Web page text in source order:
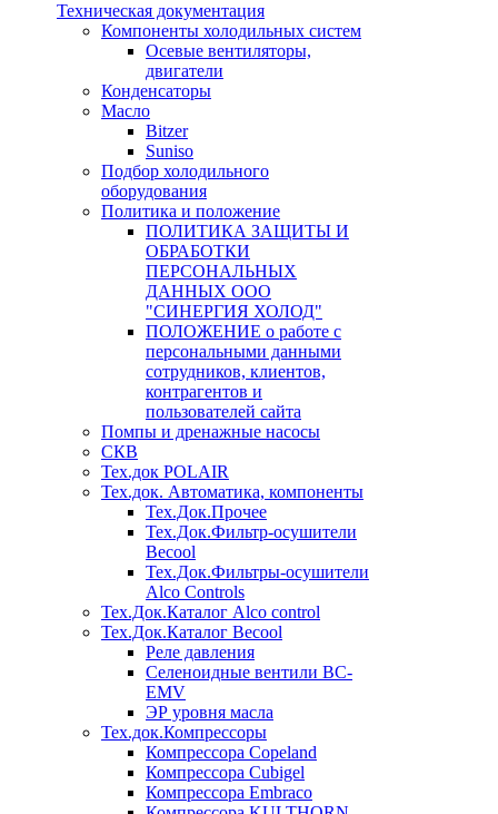
Техническая документация
Компоненты холодильных систем
Осевые вентиляторы,
двигатели
Конденсаторы
Масло
Bitzer
Suniso
Подбор холодильного
оборудования
Политика и положение
ПОЛИТИКА ЗАЩИТЫ И
ОБРАБОТКИ
ПЕРСОНАЛЬНЫХ
ДАННЫХ ООО
"СИНЕРГИЯ ХОЛОД"
ПОЛОЖЕНИЕ о работе с
персональными данными
сотрудников, клиентов,
контрагентов и
пользователей сайта
Помпы и дренажные насосы
СКВ
Тех.док POLAIR
Тех.док. Автоматика, компоненты
Тех.Док.Прочее
Тех.Док.Фильтр-осушители
Becool
Тех.Док.Фильтры-осушители
Alco Controls
Тех.Док.Каталог Alco control
Тех.Док.Каталог Becool
Реле давления
Селеноидные вентили BC-
EMV
ЭР уровня масла
Тех.док.Компрессоры
Компрессора Copeland
Компрессора Cubigel
Компрессора Embraco